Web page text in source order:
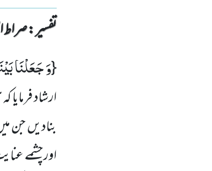
تفسیر : ‎صراط الجنان
{وَ جَعَلْنَا
ارشاد
بنادیں جن
اور چشمے